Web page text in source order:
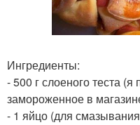
Ингредиенты:
- 500 г слоеного теста (я
замороженное в
- 1 яйцо (для